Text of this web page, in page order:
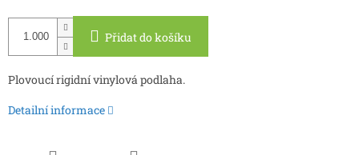
cena:
Přidat do košíku
Plovoucí rigidní vinylová podlaha.
Detailní informace